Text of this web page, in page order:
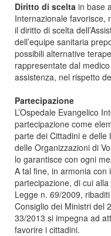
Diritto di scelta in base
Internazionale favorisce,
il diritto di scelta
dell’equipe sanitaria
possibili alternative
rappresentate dal
assistenza, nel rispetto
Partecipazione
L’Ospedale Evangelico
partecipazione come
parte dei Cittadini e delle
delle Organizzazioni di
lo garantisce con ogni
A tal fine, in armonia
partecipazione, di cui
Legge n. 69/2009,
Consiglio dei Ministri del
33/2013 si impegna ad
favorire i cittadini.